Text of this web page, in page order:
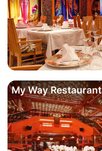
My Way Restaurant